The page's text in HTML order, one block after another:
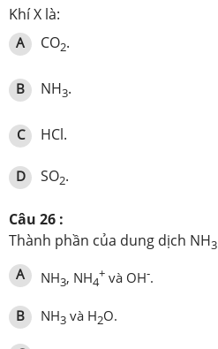
Khí X là:
A CO2.
B NH3.
C HCl.
D SO2.
Câu 26 :
Thành phần của dung dịch NH3
A NH3, NH4
+ và OH‑.
B NH3 và H2O.